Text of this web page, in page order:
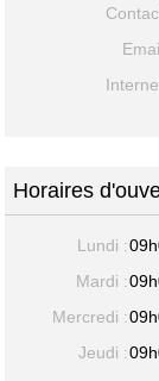
Horaires
Lundi :
Mardi :
Mercredi :
Jeudi :